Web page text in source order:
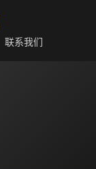
联系我们